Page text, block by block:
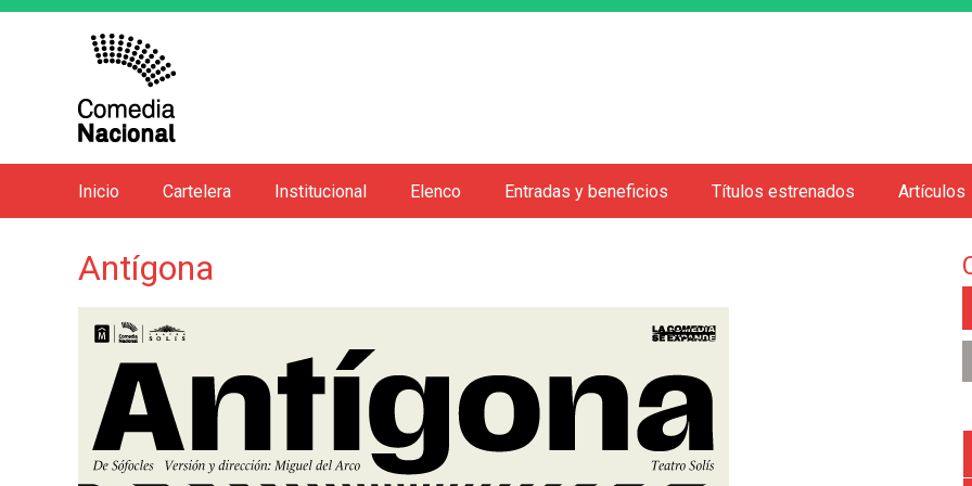
Antígona
n
ú
Inicio Cartelera Institucional Elenco Entradas y beneficios Títulos estrenados Artículos